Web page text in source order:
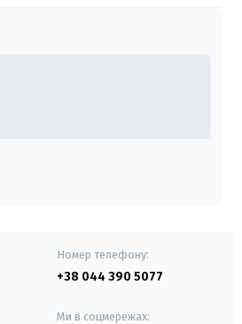
Номер телефону:
+38 044 390 5077
Ми в соцмережах: